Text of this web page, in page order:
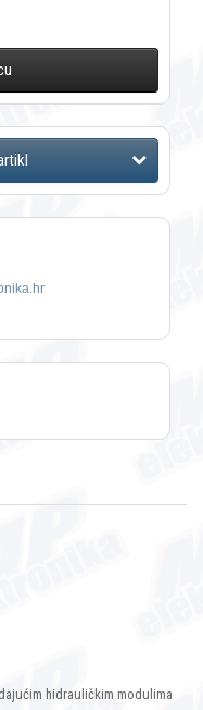
hidrauličkim modulima